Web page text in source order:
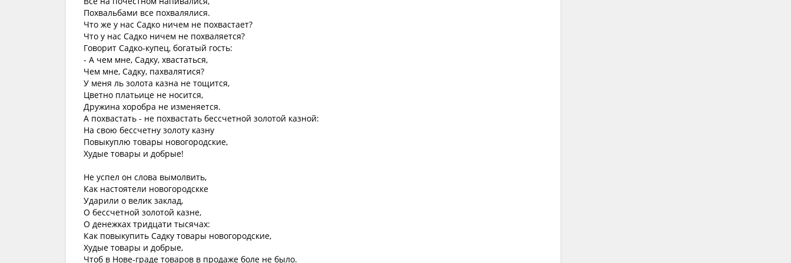
Похвальбами все похвалялися.
Что же у нас Садко ничем не похвастает?
Что у нас Садко ничем не похваляется?
Говорит Садко-купец, богатый гость:
- А чем мне, Садку, хвастаться,
Чем мне, Садку, пахвалятися?
У меня ль золота казна не тощится,
Цветно платьице не носится,
Дружина хоробра не изменяется.
А похвастать - не похвастать бессчетной золотой казной:
На свою бессчетну золоту казну
Повыкуплю товары новогородские,
Худые товары и добрые!
Не успел он слова вымолвить,
Как настоятели новогородскке
Ударили о велик заклад,
О бессчетной золотой казне,
О денежках тридцати тысячах:
Как повыкупить Садку товары новогородские,
Худые товары и добрые,
Чтоб в Нове-граде товаров в продаже боле не было.